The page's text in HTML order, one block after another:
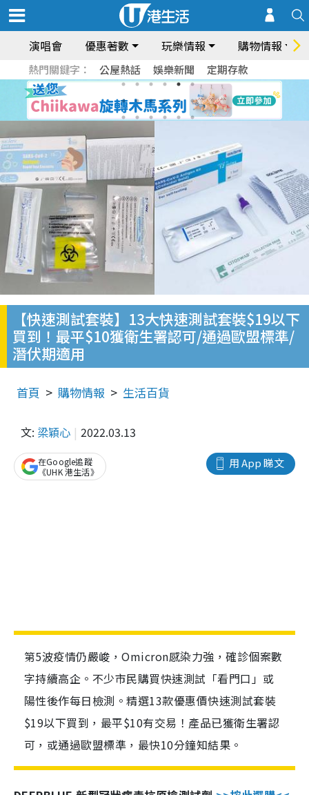
演唱會 優惠著數 玩樂情報 購物情報
熱門關鍵字： 公屋熱話 娛樂新聞 定期存款
【快速測試套裝】13大快速測試套裝$19以下
買到！最平$10獲衛生署認可/通過歐盟標準/
潛伏期適用
首頁 購物情報 生活百貨
文: 梁穎心 2022.03.13
用 App 睇文
在Google追蹤
《UHK 港生活》
第5波疫情仍嚴峻，Omicron感染力強，確診個案數
字持續高企。不少市民購買快速測試「看門口」或
陽性後作每日檢測。精選13款優惠價快速測試套裝
$19以下買到，最平$10有交易！產品已獲衛生署認
可，或通過歐盟標準，最快10分鐘知結果。